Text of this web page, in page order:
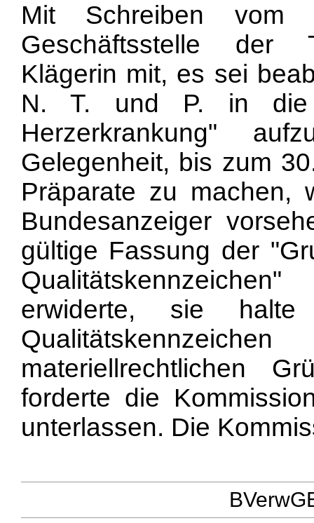
Mit Schreiben
Geschäftsstelle der
Klägerin mit, es sei
N. T. und P. in die
Herzerkrankung"
Gelegenheit, bis zum
Präparate zu machen,
Bundesanzeiger
gültige Fassung der
erwiderte, sie halte
materiellrechtlichen
forderte die
unterlassen. Die